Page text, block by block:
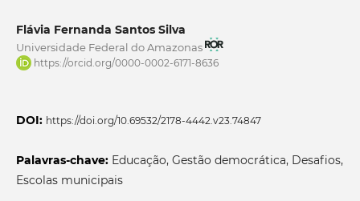
Flávia Fernanda Santos Silva
Universidade Federal do Amazonas
https://orcid.org/0000-0002-6171-8636
DOI: https://doi.org/10.69532/2178-4442.v23.74847
Palavras-chave: Educação, Gestão democrática, Desafios,
Escolas municipais